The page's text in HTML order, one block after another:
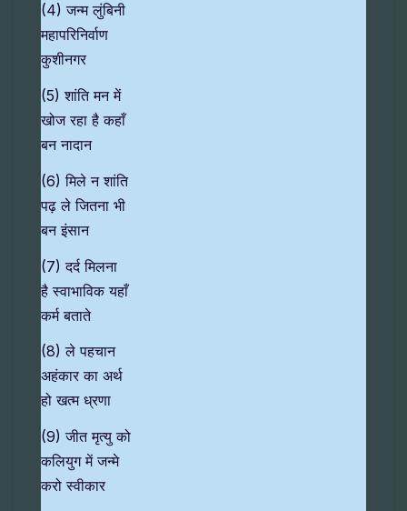
(4) जन्म लुंबिनी
महापरिनिर्वाण
कुशीनगर
(5) शांति मन में
खोज रहा है कहाँ
बन नादान
(6) मिले न शांति
पढ़ ले जितना भी
बन इंसान
(7) दर्द मिलना
है स्वाभाविक यहाँ
कर्म बताते
(8) ले पहचान
अहंकार का अर्थ
हो खत्म ध्रणा
(9) जीत मृत्यु को
कलियुग में जन्मे
करो स्वीकार